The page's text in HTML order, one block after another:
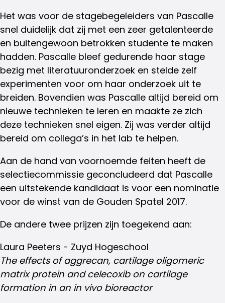
Het was voor de stagebegeleiders van Pascalle
snel duidelijk dat zij met een zeer getalenteerde
en buitengewoon betrokken studente te maken
hadden. Pascalle bleef gedurende haar stage
bezig met literatuuronderzoek en stelde zelf
experimenten voor om haar onderzoek uit te
breiden. Bovendien was Pascalle altijd bereid om
nieuwe technieken te leren en maakte ze zich
deze technieken snel eigen. Zij was verder altijd
bereid om collega’s in het lab te helpen.
Aan de hand van voornoemde feiten heeft de
selectiecommissie geconcludeerd dat Pascalle
een uitstekende kandidaat is voor een nominatie
voor de winst van de Gouden Spatel 2017.
De andere twee prijzen zijn toegekend aan:
Laura Peeters - Zuyd Hogeschool
The effects of aggrecan, cartilage oligomeric
matrix protein and celecoxib on cartilage
formation in an in vivo bioreactor